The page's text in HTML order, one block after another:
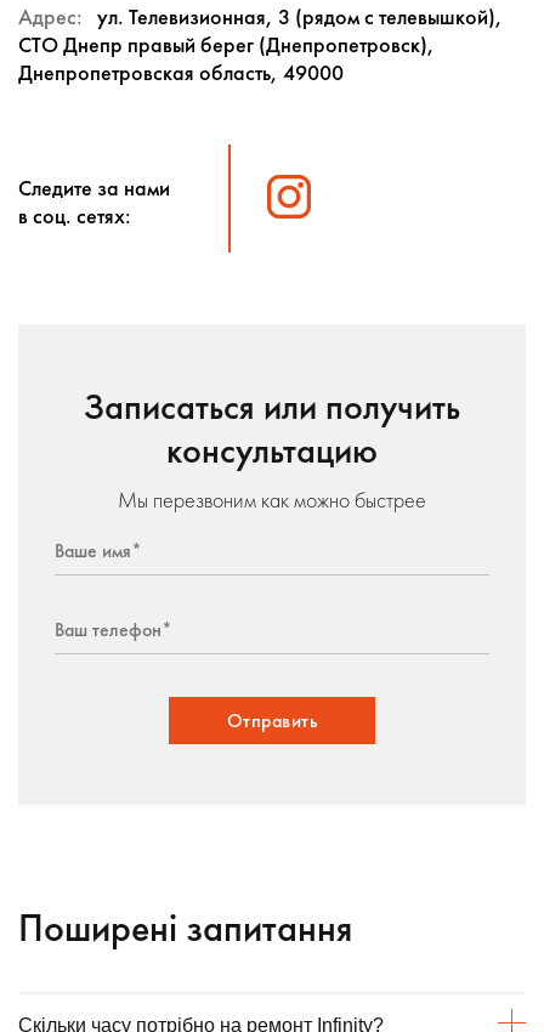
Адрес: ул. Телевизионная, 3 (рядом с телевышкой),
СТО Днепр правый берег (Днепропетровск),
Днепропетровская область, 49000
Следите за нами
в соц. сетях:
Записаться или получить
консультацию
Мы перезвоним как можно быстрее
Отправить
Поширені запитання
Скільки часу потрібно на ремонт Infinity?